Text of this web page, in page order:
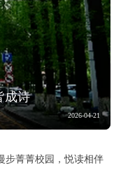
成诗
2026-04-21
步菁菁校园，悦读相伴